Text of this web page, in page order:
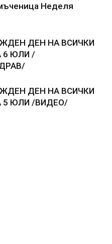
Неделя
ДЕН НА ВСИЧКИ
6 ЮЛИ /
ДЕН НА ВСИЧКИ
5 ЮЛИ /ВИДЕО/